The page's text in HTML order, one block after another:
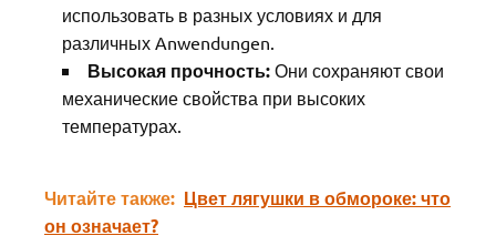
использовать в разных условиях и для
различных Anwendungen.
Высокая прочность: Они сохраняют свои
механические свойства при высоких
температурах.
Читайте также: Цвет лягушки в обмороке: что
он означает?